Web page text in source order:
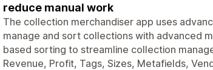
reduce manual work
The collection merchandiser app uses
manage and sort collections with advanced
based sorting to streamline collection
Revenue, Profit, Tags, Sizes, Metafields,